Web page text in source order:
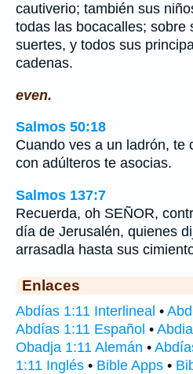
cautiverio; también sus
todas las bocacalles; sobre
suertes, y todos sus
cadenas.
even.
Salmos 50:18
Cuando ves a un ladrón, te
con adúlteros te asocias.
Salmos 137:7
Recuerda, oh SEÑOR,
día de Jerusalén, quienes
arrasadla hasta sus
Enlaces
Abdías 1:11 Interlineal •
Abdías 1:11 Español •
Obadja 1:11 Alemán •
1:11 Inglés • Bible Apps •